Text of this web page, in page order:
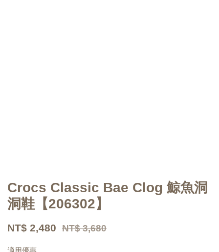
Crocs Classic Bae Clog 鯨魚洞
洞鞋【206302】
NT$ 2,480 NT$ 3,680
適用優惠